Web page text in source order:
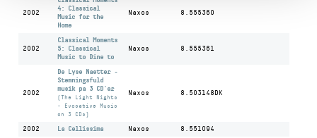
2002
4: Classical
Music for the
Home
Naxos 8.555360
2002
Classical Moments
5: Classical
Music to Dine to
Naxos 8.555361
2002
De Lyse Naetter -
Stemningsfuld
musik pa 3 CD'er
(The Light Nights
- Evocative Music
on 3 CDs)
Naxos 8.503148DK
2002 La Cellissima Naxos 8.551094